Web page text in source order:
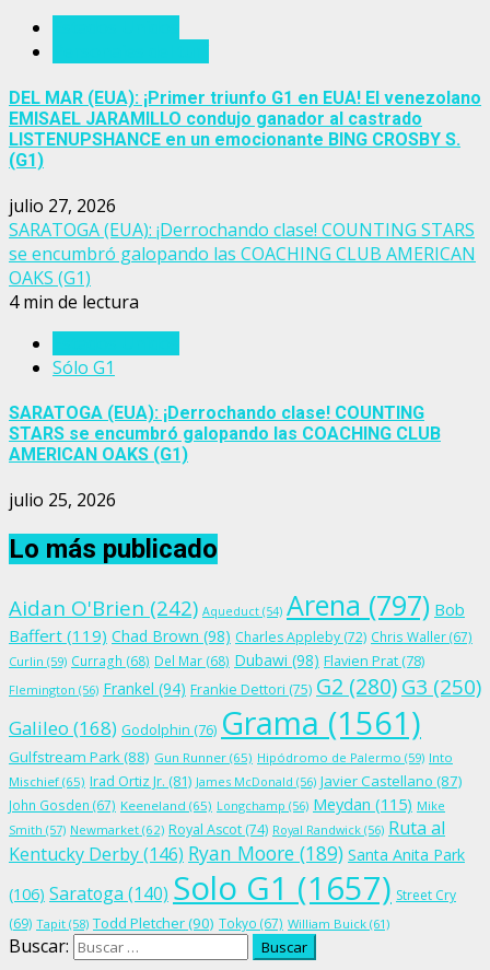
DEL MAR (EUA): ¡Primer triunfo G1 en EUA! El venezolano
EMISAEL JARAMILLO condujo ganador al castrado
LISTENUPSHANCE en un emocionante BING CROSBY S.
(G1)
julio 27, 2026
SARATOGA (EUA): ¡Derrochando clase! COUNTING STARS
se encumbró galopando las COACHING CLUB AMERICAN
OAKS (G1)
4 min de lectura
Sólo G1
SARATOGA (EUA): ¡Derrochando clase! COUNTING
STARS se encumbró galopando las COACHING CLUB
AMERICAN OAKS (G1)
julio 25, 2026
Lo más publicado
Aidan O'Brien (242) Aqueduct (54) Arena (797) Bob
Baffert (119) Chad Brown (98) Charles Appleby (72) Chris Waller(67)
Curlin (59) Curragh (68) Del Mar (68) Dubawi (98) Flavien Prat (78)
Flemington (56) Frankel (94) Frankie Dettori (75) G2 (280)G3 (250)
Galileo (168) Godolphin (76) Grama (1561)
Gulfstream Park(88) Gun Runner (65) Hipódromo de Palermo (59) Into
Mischief (65) Irad Ortiz Jr. (81) James McDonald (56) Javier Castellano (87)
John Gosden (67) Keeneland (65) Longchamp (56) Meydan (115) Mike
Smith (57) Newmarket (62) Royal Ascot (74) Royal Randwick (56) Ruta al
Kentucky Derby(146) Ryan Moore (189) Santa Anita Park
(106) Saratoga (140) Solo G1 (1657) Street Cry
(69) Tapit (58) Todd Pletcher(90) Tokyo (67) William Buick (61)
Buscar: